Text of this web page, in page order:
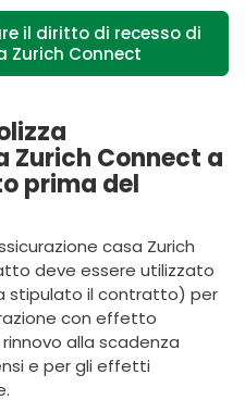
il diritto di recesso di
Zurich Connect
Zurich Connect a
prima del
casa Zurich
deve essere utilizzato
stipulato il contratto) per
con effetto
alla scadenza
e per gli effetti